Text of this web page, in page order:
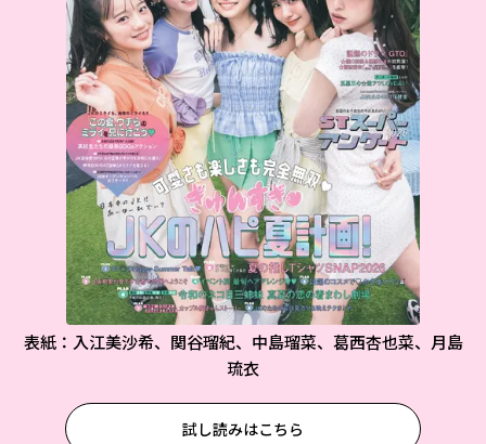
表紙：入江美沙希、関谷瑠紀、中島瑠菜、葛西杏也菜、月島
琉衣
試し読みはこちら